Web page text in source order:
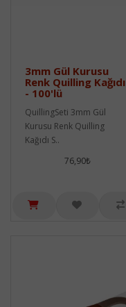
3mm Gül Kurusu
Renk Quilling Kağıdı
- 100'lü
QuillingSeti 3mm Gül
Kurusu Renk Quilling
Kağıdı S..
76,90₺